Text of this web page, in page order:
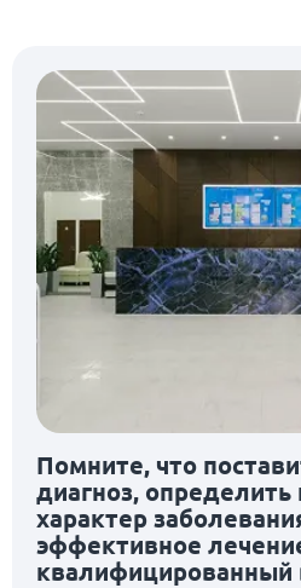
Помните, что
диагноз,
характер
эффективное
квалифицированный